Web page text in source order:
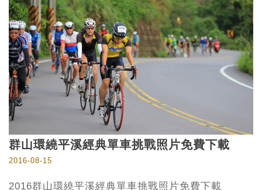
群山環繞平溪經典單車挑戰照片免費下載
2016-08-15
2016群山環繞平溪經典單車挑戰照片免費下載